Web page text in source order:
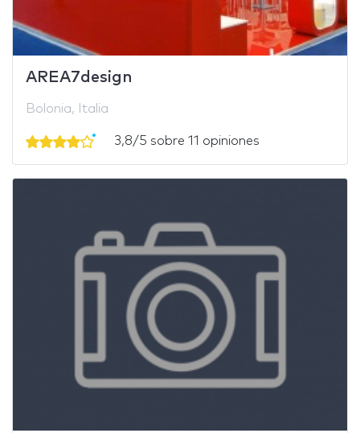
AREA7design
Bolonia, Italia
3,8/5 sobre 11 opiniones